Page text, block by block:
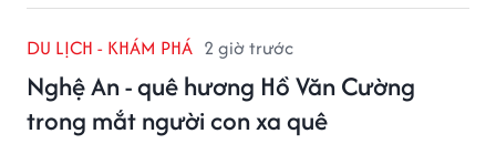
DU LỊCH - KHÁM PHÁ 2 giờ trước
Nghệ An - quê hương Hồ Văn Cường
trong mắt người con xa quê